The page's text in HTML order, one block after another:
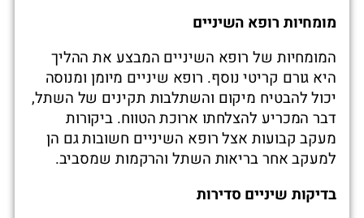
מומחיות רופא השיניים
המומחיות של רופא השיניים המבצע את ההליך
היא גורם קריטי נוסף. רופא שיניים מיומן ומנוסה
יכול להבטיח מיקום והשתלבות תקינים של השתל,
דבר המכריע להצלחתו ארוכת הטווח. ביקורות
מעקב קבועות אצל רופא השיניים חשובות גם הן
למעקב אחר בריאות השתל והרקמות שמסביב.
בדיקות שיניים סדירות